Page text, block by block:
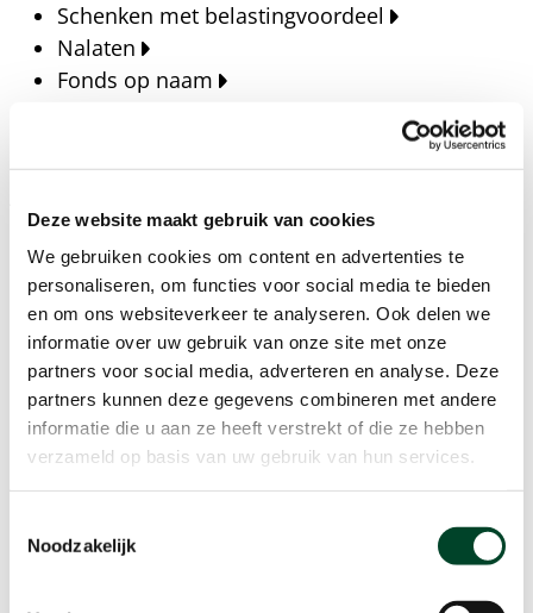
Deze website maakt gebruik van cookies
We gebruiken cookies om content en advertenties te
personaliseren, om functies voor social media te bieden
en om ons websiteverkeer te analyseren. Ook delen we
informatie over uw gebruik van onze site met onze
partners voor social media, adverteren en analyse. Deze
partners kunnen deze gegevens combineren met andere
informatie die u aan ze heeft verstrekt of die ze hebben
verzameld op basis van uw gebruik van hun services.
Noodzakelijk
Schenken met belastingvoordeel
Nalaten
Fonds op naam
Blijf op de hoogte van het laatste nieuws, verhalen,
publicaties en ontwikkelingen rondom Kansfonds
en onze missie.
Nieuwsberichten
Nieuws
Verhalen
Beeldbanken
Foto's bestaanszekerheid
Agenda